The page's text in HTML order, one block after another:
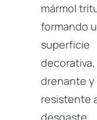
mármol
formando
superficie
decorativa,
drenante y
resistente
desgaste.